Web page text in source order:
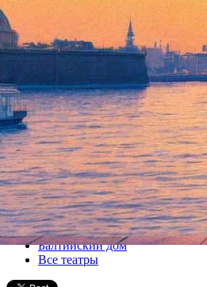
Буря
12 ноября 2011, суббота,19.00
Версия для печати
Все спектакли
Балтийский дом
Все театры